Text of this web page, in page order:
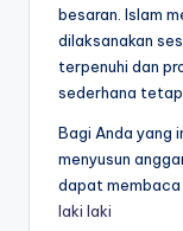
besaran. Islam
dilaksanakan
terpenuhi dan
sederhana tetap
Bagi Anda yang
menyusun
dapat membaca
laki laki